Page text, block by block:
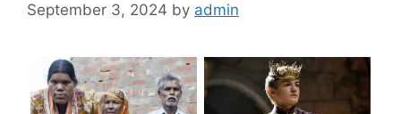
September 3, 2024 by admin